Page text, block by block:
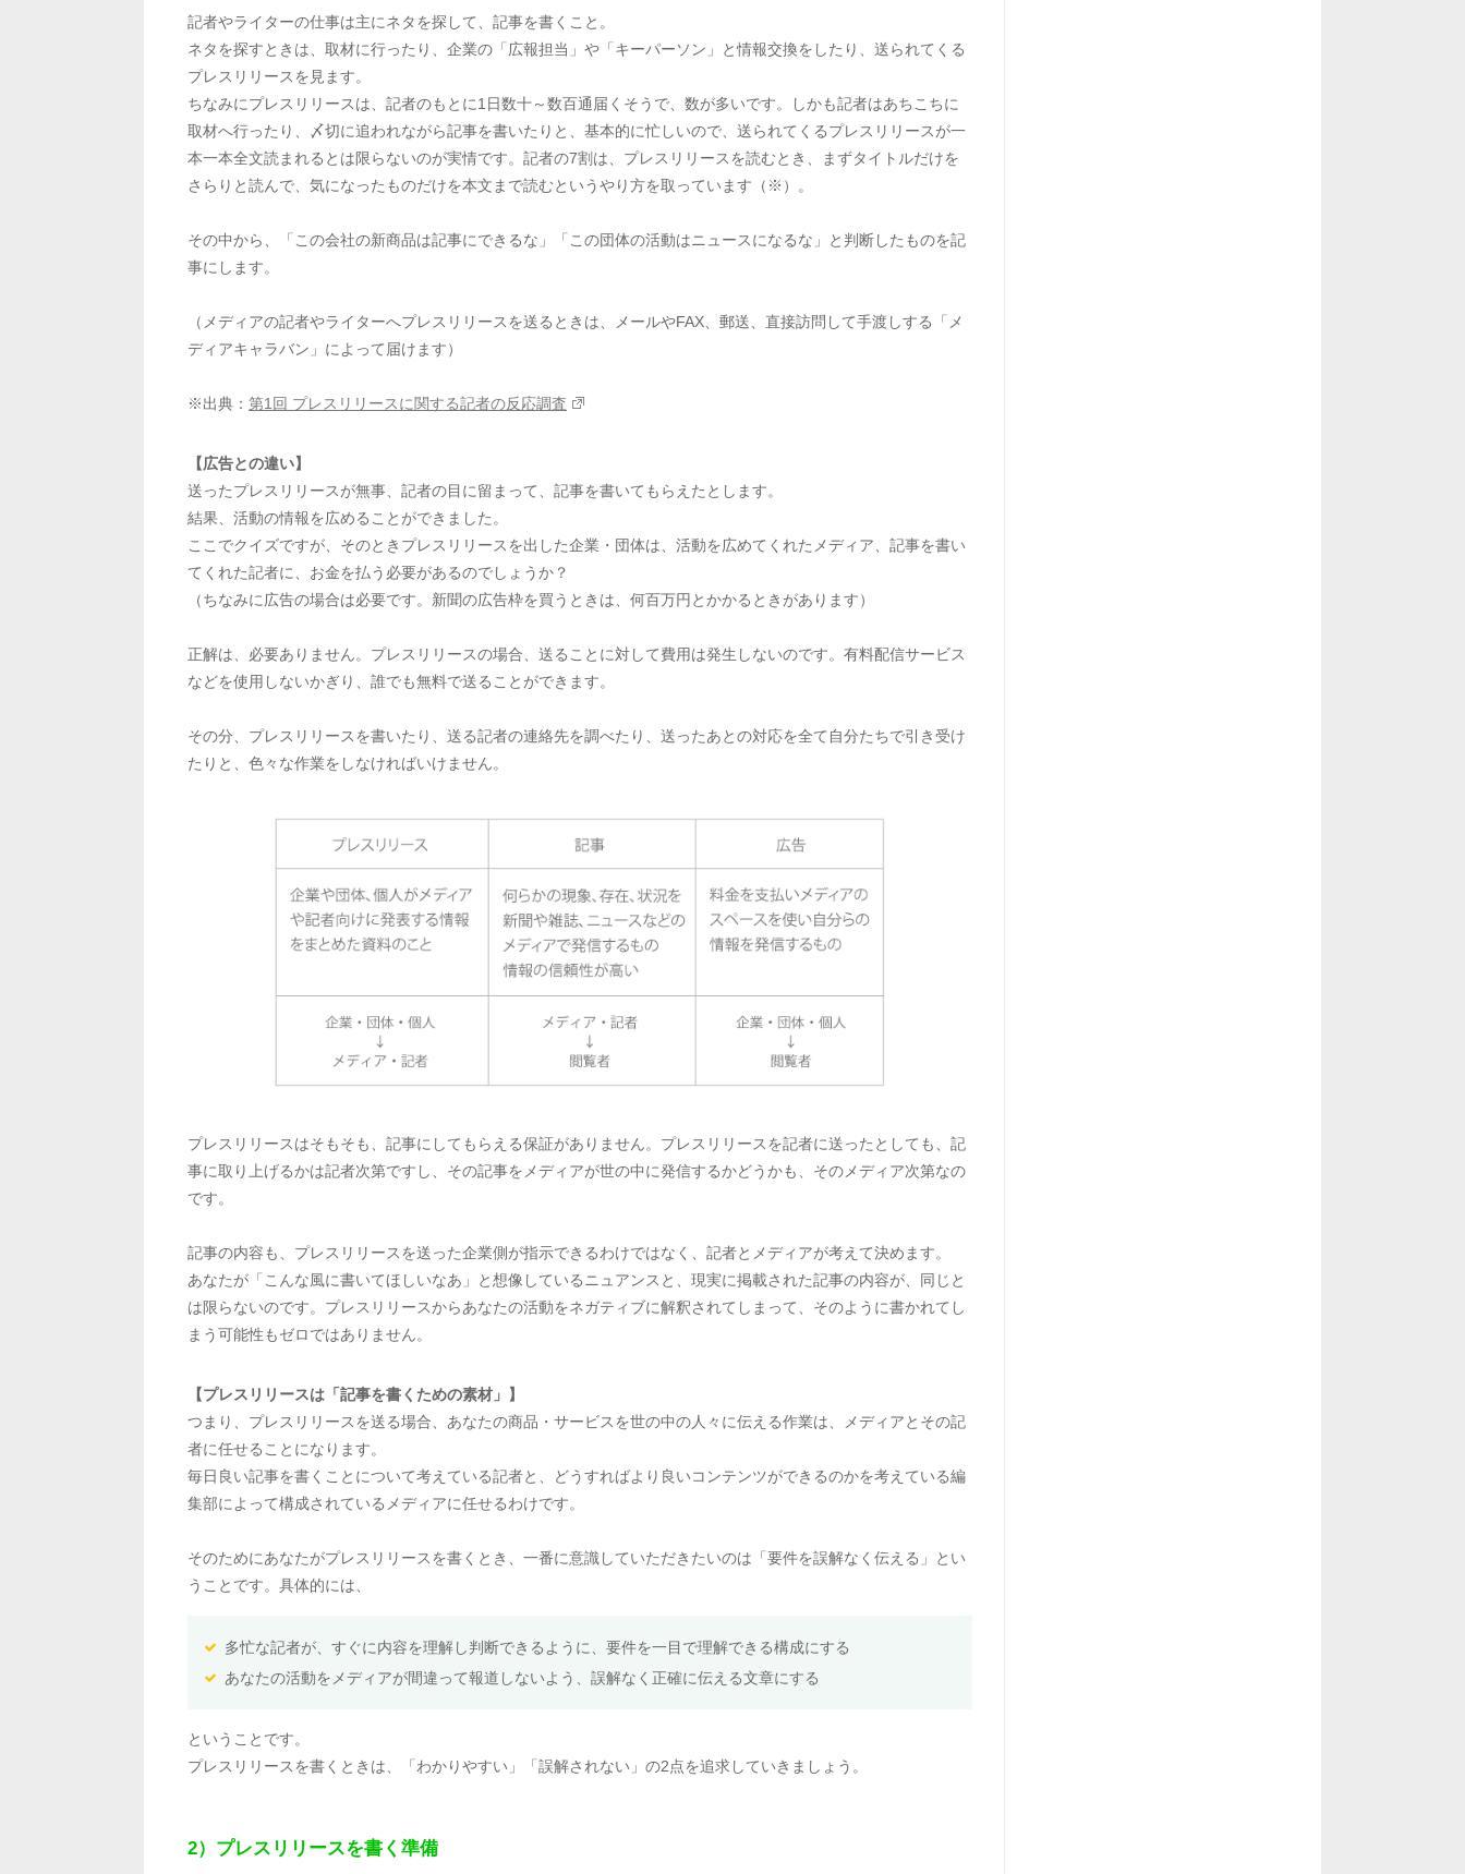
記者やライターの仕事は主にネタを探して、記事を書くこと。
ネタを探すときは、取材に行ったり、企業の「広報担当」や「キーパーソン」と情報交換をしたり、送られてくる
プレスリリースを見ます。
ちなみにプレスリリースは、記者のもとに1日数十～数百通届くそうで、数が多いです。しかも記者はあちこちに
取材へ行ったり、〆切に追われながら記事を書いたりと、基本的に忙しいので、送られてくるプレスリリースが一
本一本全文読まれるとは限らないのが実情です。記者の7割は、プレスリリースを読むとき、まずタイトルだけを
さらりと読んで、気になったものだけを本文まで読むというやり方を取っています（※）。
その中から、「この会社の新商品は記事にできるな」「この団体の活動はニュースになるな」と判断したものを記
事にします。
（メディアの記者やライターへプレスリリースを送るときは、メールやFAX、郵送、直接訪問して手渡しする「メ
ディアキャラバン」によって届けます）
※出典： 第1回 プレスリリースに関する記者の反応調査
【広告との違い】
送ったプレスリリースが無事、記者の目に留まって、記事を書いてもらえたとします。
結果、活動の情報を広めることができました。
ここでクイズですが、そのときプレスリリースを出した企業・団体は、活動を広めてくれたメディア、記事を書い
てくれた記者に、お金を払う必要があるのでしょうか？
（ちなみに広告の場合は必要です。新聞の広告枠を買うときは、何百万円とかかるときがあります）
正解は、必要ありません。プレスリリースの場合、送ることに対して費用は発生しないのです。有料配信サービス
などを使用しないかぎり、誰でも無料で送ることができます。
その分、プレスリリースを書いたり、送る記者の連絡先を調べたり、送ったあとの対応を全て自分たちで引き受け
たりと、色々な作業をしなければいけません。
プレスリリースはそもそも、記事にしてもらえる保証がありません。プレスリリースを記者に送ったとしても、記
事に取り上げるかは記者次第ですし、その記事をメディアが世の中に発信するかどうかも、そのメディア次第なの
です。
記事の内容も、プレスリリースを送った企業側が指示できるわけではなく、記者とメディアが考えて決めます。
あなたが「こんな風に書いてほしいなあ」と想像しているニュアンスと、現実に掲載された記事の内容が、同じと
は限らないのです。プレスリリースからあなたの活動をネガティブに解釈されてしまって、そのように書かれてし
まう可能性もゼロではありません。
【プレスリリースは「記事を書くための素材」】
つまり、プレスリリースを送る場合、あなたの商品・サービスを世の中の人々に伝える作業は、メディアとその記
者に任せることになります。
毎日良い記事を書くことについて考えている記者と、どうすればより良いコンテンツができるのかを考えている編
集部によって構成されているメディアに任せるわけです。
そのためにあなたがプレスリリースを書くとき、一番に意識していただきたいのは「要件を誤解なく伝える」とい
うことです。具体的には、
多忙な記者が、すぐに内容を理解し判断できるように、要件を一目で理解できる構成にする
あなたの活動をメディアが間違って報道しないよう、誤解なく正確に伝える文章にする
ということです。
プレスリリースを書くときは、「わかりやすい」「誤解されない」の2点を追求していきましょう。
2）プレスリリースを書く準備